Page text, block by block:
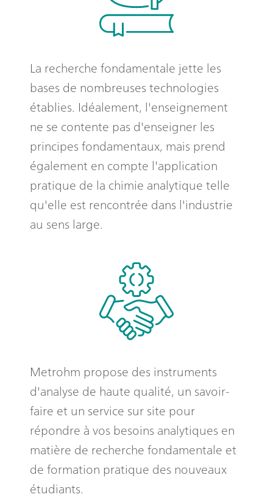
La recherche fondamentale jette les
bases de nombreuses technologies
établies. Idéalement, l'enseignement
ne se contente pas d'enseigner les
principes fondamentaux, mais prend
également en compte l'application
pratique de la chimie analytique telle
qu'elle est rencontrée dans l'industrie
au sens large.
Metrohm propose des instruments
d'analyse de haute qualité, un savoir-
faire et un service sur site pour
répondre à vos besoins analytiques en
matière de recherche fondamentale et
de formation pratique des nouveaux
étudiants.